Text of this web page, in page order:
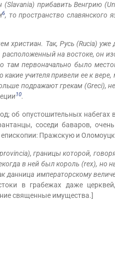
прибавить Венгрию
6, то пространство славянского
христиан. Так, Русь (Rucia) уже
на востоке, он
там первоначально было
какие учителя привели ее к
подражают грекам (Greci),
10.
об опустошительных набегах
соседи баваров,
Пражскую и
границы которой,
в ней был король (rex), но
данница императорскому
в грабежах даже
священные имущества.]